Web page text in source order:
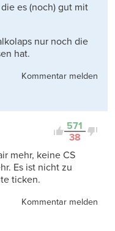
es (noch) gut mit
nur noch die
hat.
Kommentar melden
571
38
mehr, keine CS
Es ist nicht zu
ticken.
Kommentar melden